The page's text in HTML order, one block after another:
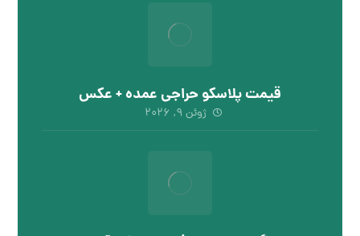
قیمت پلاسکو حراجی عمده + عکس
ژوئن ۹, ۲۰۲۶